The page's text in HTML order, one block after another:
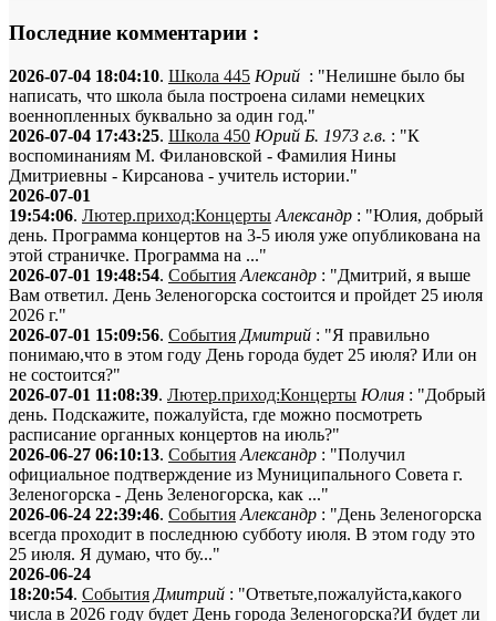
Последние комментарии :
2026-07-04 18:04:10. Школа 445 Юрий : "Нелишне было бы
написать, что школа была построена силами немецких
военнопленных буквально за один год."
2026-07-04 17:43:25. Школа 450 Юрий Б. 1973 г.в. : "К
воспоминаниям М. Филановской - Фамилия Нины
Дмитриевны - Кирсанова - учитель истории."
2026-07-01
19:54:06. Лютер.приход:Концерты Александр : "Юлия, добрый
день. Программа концертов на 3-5 июля уже опубликована на
этой страничке. Программа на ..."
2026-07-01 19:48:54. События Александр : "Дмитрий, я выше
Вам ответил. День Зеленогорска состоится и пройдет 25 июля
2026 г."
2026-07-01 15:09:56. События Дмитрий : "Я правильно
понимаю,что в этом году День города будет 25 июля? Или он
не состоится?"
2026-07-01 11:08:39. Лютер.приход:Концерты Юлия : "Добрый
день. Подскажите, пожалуйста, где можно посмотреть
расписание органных концертов на июль?"
2026-06-27 06:10:13. События Александр : "Получил
официальное подтверждение из Муниципального Совета г.
Зеленогорска - День Зеленогорска, как ..."
2026-06-24 22:39:46. События Александр : "День Зеленогорска
всегда проходит в последнюю субботу июля. В этом году это
25 июля. Я думаю, что бу..."
2026-06-24
18:20:54. События Дмитрий : "Ответьте,пожалуйста,какого
числа в 2026 году будет День города Зеленогорска?И будет ли